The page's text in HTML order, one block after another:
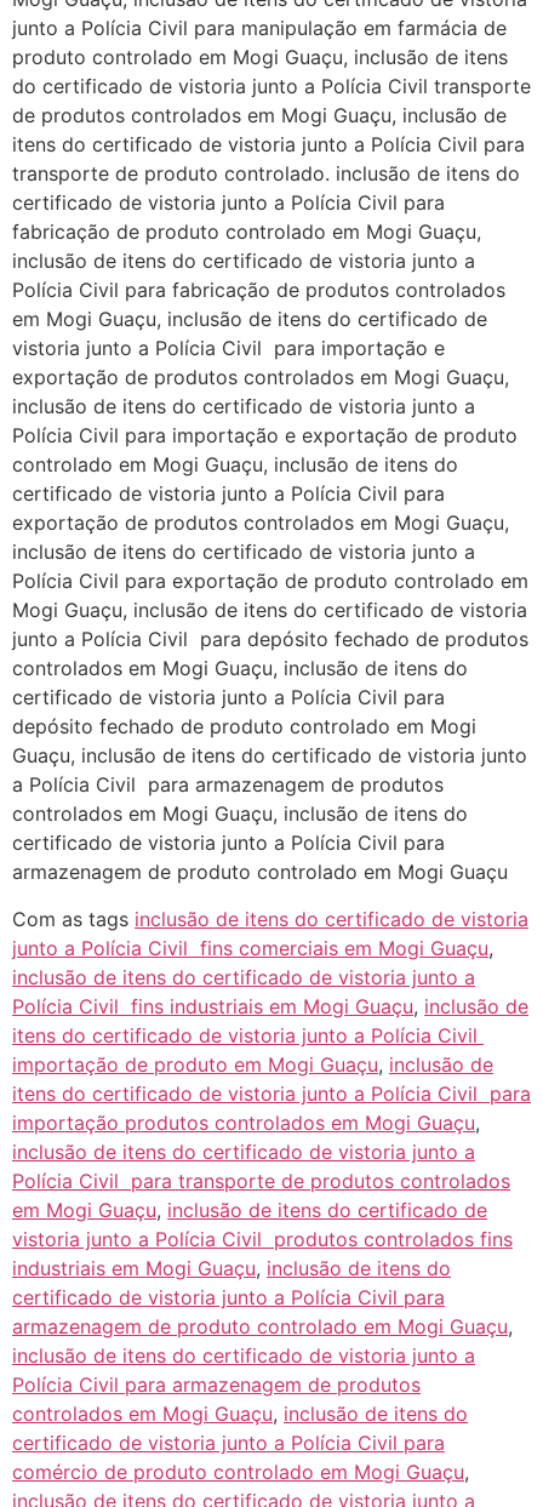
junto a Polícia Civil para manipulação em farmácia de
produto controlado em Mogi Guaçu, inclusão de itens
do certificado de vistoria junto a Polícia Civil transporte
de produtos controlados em Mogi Guaçu, inclusão de
itens do certificado de vistoria junto a Polícia Civil para
transporte de produto controlado. inclusão de itens do
certificado de vistoria junto a Polícia Civil para
fabricação de produto controlado em Mogi Guaçu,
inclusão de itens do certificado de vistoria junto a
Polícia Civil para fabricação de produtos controlados
em Mogi Guaçu, inclusão de itens do certificado de
vistoria junto a Polícia Civil para importação e
exportação de produtos controlados em Mogi Guaçu,
inclusão de itens do certificado de vistoria junto a
Polícia Civil para importação e exportação de produto
controlado em Mogi Guaçu, inclusão de itens do
certificado de vistoria junto a Polícia Civil para
exportação de produtos controlados em Mogi Guaçu,
inclusão de itens do certificado de vistoria junto a
Polícia Civil para exportação de produto controlado em
Mogi Guaçu, inclusão de itens do certificado de vistoria
junto a Polícia Civil para depósito fechado de produtos
controlados em Mogi Guaçu, inclusão de itens do
certificado de vistoria junto a Polícia Civil para
depósito fechado de produto controlado em Mogi
Guaçu, inclusão de itens do certificado de vistoria junto
a Polícia Civil para armazenagem de produtos
controlados em Mogi Guaçu, inclusão de itens do
certificado de vistoria junto a Polícia Civil para
armazenagem de produto controlado em Mogi Guaçu
Com as tags inclusão de itens do certificado de vistoria
junto a Polícia Civil fins comerciais em Mogi Guaçu,
inclusão de itens do certificado de vistoria junto a
Polícia Civil fins industriais em Mogi Guaçu, inclusão de
itens do certificado de vistoria junto a Polícia Civil
importação de produto em Mogi Guaçu, inclusão de
itens do certificado de vistoria junto a Polícia Civil para
importação produtos controlados em Mogi Guaçu,
inclusão de itens do certificado de vistoria junto a
Polícia Civil para transporte de produtos controlados
em Mogi Guaçu, inclusão de itens do certificado de
vistoria junto a Polícia Civil produtos controlados fins
industriais em Mogi Guaçu, inclusão de itens do
certificado de vistoria junto a Polícia Civil para
armazenagem de produto controlado em Mogi Guaçu,
inclusão de itens do certificado de vistoria junto a
Polícia Civil para armazenagem de produtos
controlados em Mogi Guaçu, inclusão de itens do
certificado de vistoria junto a Polícia Civil para
comércio de produto controlado em Mogi Guaçu,
inclusão de itens do certificado de vistoria junto a